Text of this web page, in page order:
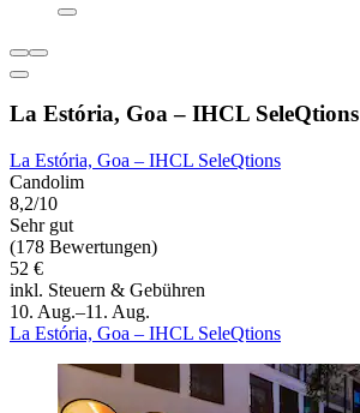
La Estória, Goa – IHCL SeleQtions
La Estória, Goa – IHCL SeleQtions
Candolim
8,2/10
Sehr gut
(178 Bewertungen)
52 €
inkl. Steuern & Gebühren
10. Aug.–11. Aug.
La Estória, Goa – IHCL SeleQtions